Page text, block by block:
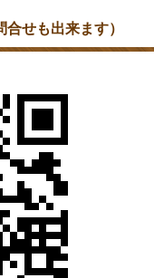
せも出来ます）